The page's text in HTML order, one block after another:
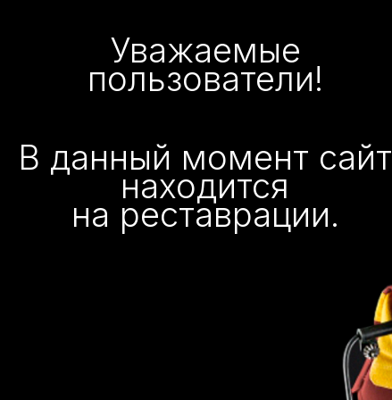
Уважаемые
пользователи!
В данный момент сайт
находится
на реставрации.